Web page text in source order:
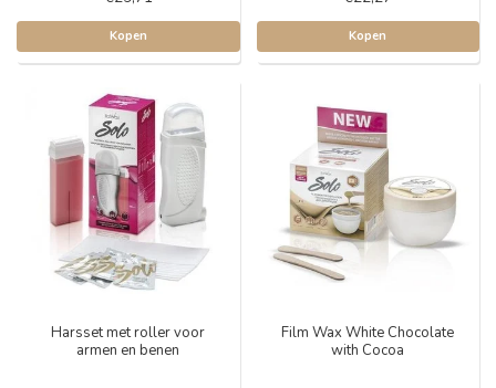
Kopen Kopen
Harsset met roller voor
armen en benen
Film Wax White Chocolate
with Cocoa